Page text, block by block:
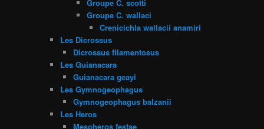
Groupe C. scotti
Groupe C. wallaci
Crenicichla wallacii anamiri
Les Dicrossus
Dicrossus filamentosus
Les Guianacara
Guianacara geayi
Les Gymnogeophagus
Gymnogeophagus balzanii
Les Heros
Mesoheros festae